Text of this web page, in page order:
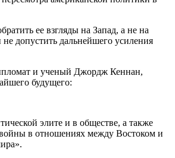
ее взгляды на Запад, а не на
допустить дальнейшего усиления
и ученый Джордж Кеннан,
будущего:
элите и в обществе, а также
в отношениях между Востоком и